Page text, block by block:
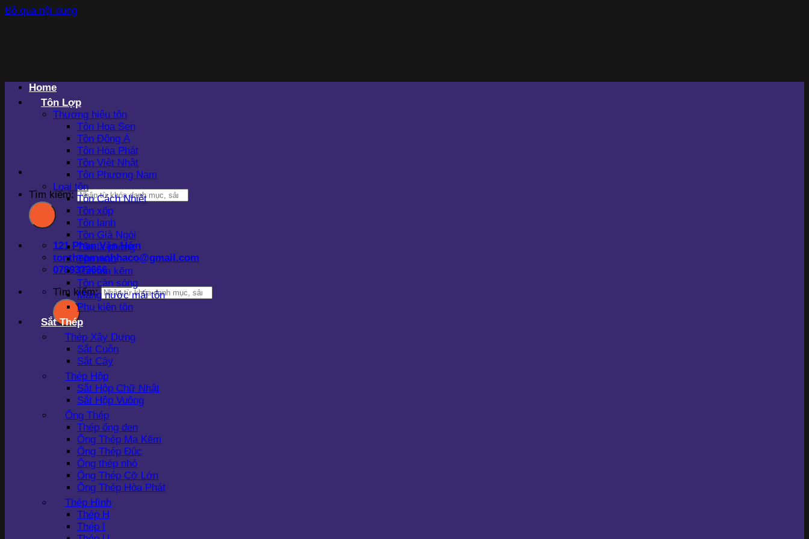
Bỏ qua nội dung
Tìm kiếm:
121 Phan Văn Hớn
tonthepmanhhaco@gmail.com
0789373666
Tìm kiếm:
Home
Tôn Lợp
Thương hiệu tôn
Tôn Hoa Sen
Tôn Đông Á
Tôn Hòa Phát
Tôn Việt Nhật
Tôn Phương Nam
Loại tôn
Tôn Cách Nhiệt
Tôn xốp
Tôn lạnh
Tôn Giả Ngói
Tôn la phông
Tôn màu
Tôn mạ kẽm
Tôn cán sóng
Máng nước mái tôn
Phụ kiện tôn
Sắt Thép
Thép Xây Dựng
Sắt Cuộn
Sắt Cây
Thép Hộp
Sắt Hộp Chữ Nhật
Sắt Hộp Vuông
Ống Thép
Thép ống đen
Ống Thép Mạ Kẽm
Ống Thép Đúc
Ống thép nhỏ
Ống Thép Cỡ Lớn
Ống Thép Hòa Phát
Thép Hình
Thép H
Thép I